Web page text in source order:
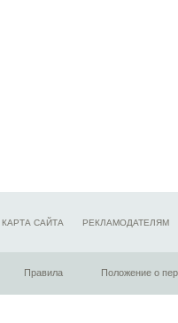
КАРТА САЙТА РЕКЛАМОДАТЕЛЯМ
Правила Положение о